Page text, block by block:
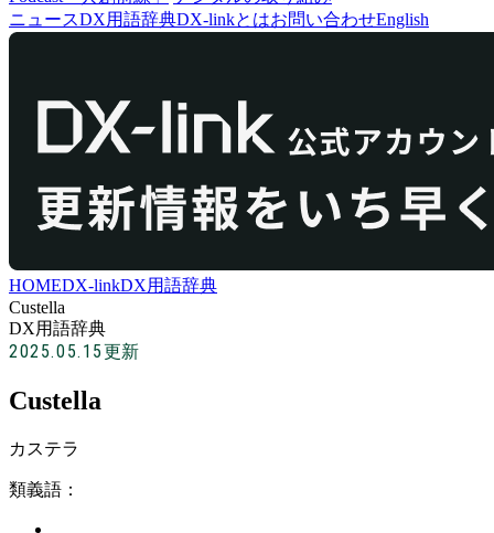
ニュースDX用語辞典DX-linkとはお問い合わせEnglish
HOMEDX-linkDX用語辞典
Custella
DX用語辞典
2025.05.15更新
Custella
カステラ
類義語：